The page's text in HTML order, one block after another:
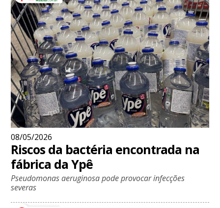
08/05/2026
Riscos da bactéria encontrada na
fábrica da Ypê
Pseudomonas aeruginosa pode provocar infecções
severas